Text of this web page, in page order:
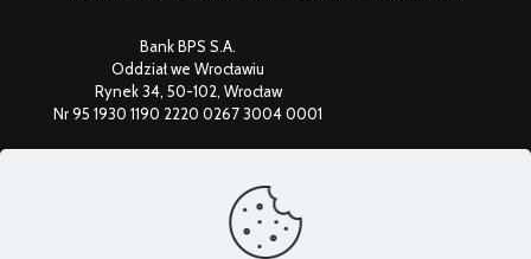
Bank BPS S.A.
Oddział we Wrocławiu
Rynek 34, 50-102, Wrocław
Nr 95 1930 1190 2220 0267 3004 0001
Federacja Uniwersytetów Trzeciego Wieku